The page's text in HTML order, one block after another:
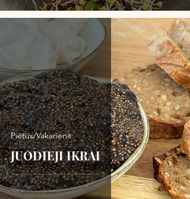
JUODIEJI IKRAI
Pietūs/Vakarienė